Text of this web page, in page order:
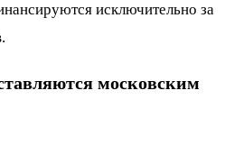
исключительно за
московским